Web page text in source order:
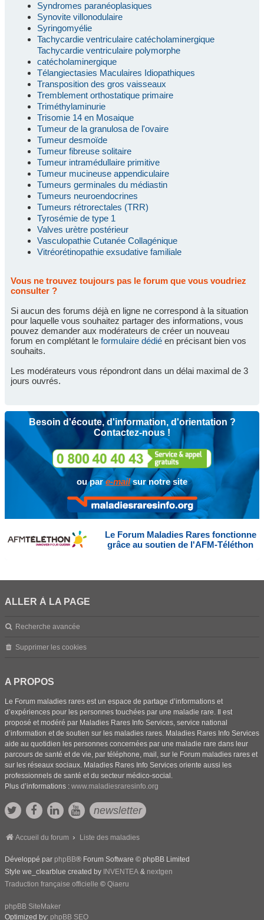
Syndromes paranéoplasiques
Synovite villonodulaire
Syringomyélie
Tachycardie ventriculaire catécholaminergique
Tachycardie ventriculaire polymorphe
catécholaminergique
Télangiectasies Maculaires Idiopathiques
Transposition des gros vaisseaux
Tremblement orthostatique primaire
Triméthylaminurie
Trisomie 14 en Mosaique
Tumeur de la granulosa de l'ovaire
Tumeur desmoïde
Tumeur fibreuse solitaire
Tumeur intramédullaire primitive
Tumeur mucineuse appendiculaire
Tumeurs germinales du médiastin
Tumeurs neuroendocrines
Tumeurs rétrorectales (TRR)
Tyrosémie de type 1
Valves urètre postérieur
Vasculopathie Cutanée Collagénique
Vitréorétinopathie exsudative familiale
Vous ne trouvez toujours pas le forum que vous voudriez
consulter ?
Si aucun des forums déjà en ligne ne correspond à la situation
pour laquelle vous souhaitez partager des informations, vous
pouvez demander aux modérateurs de créer un nouveau
forum en complétant le formulaire dédié en précisant bien vos
souhaits.
Les modérateurs vous répondront dans un délai maximal de 3
jours ouvrés.
Besoin d'écoute, d'information, d'orientation ?
Contactez-nous !
ou pare-mailsur notre site
Le Forum Maladies Rares fonctionne
grâce au soutien de l'AFM-Téléthon
ALLER À LA PAGE
Recherche avancée
Supprimer les cookies
A PROPOS
Le Forum maladies rares est un espace de partage d’informations et
d’expériences pour les personnes touchées par une maladie rare. Il est
proposé et modéré par Maladies Rares Info Services, service national
d’information et de soutien sur les maladies rares. Maladies Rares Info Services
aide au quotidien les personnes concernées par une maladie rare dans leur
parcours de santé et de vie, par téléphone, mail, sur le Forum maladies rares et
sur les réseaux sociaux. Maladies Rares Info Services oriente aussi les
professionnels de santé et du secteur médico-social.
Plus d’informations : www.maladiesraresinfo.org
newsletter
Accueil du forum Liste des maladies
Développé par phpBB® Forum Software © phpBB Limited
Style we_clearblue created by INVENTEA & nextgen
Traduction française officielle © Qiaeru
phpBB SiteMaker
Optimized by: phpBB SEO